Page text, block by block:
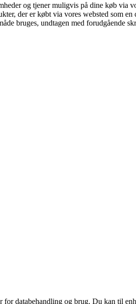
og tjener muligvis på dine køb via
der er købt via vores websted som
bruges, undtagen med forudgående
for databehandling og brug. Du kan til